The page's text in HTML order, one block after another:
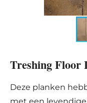
Treshing Floor
Deze planken